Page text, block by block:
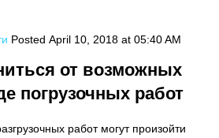
Posted April 10, 2018 at 05:40 AM
от возможных
погрузочных работ
работ могут произойти